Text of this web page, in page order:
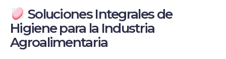
limpieza
Soluciones Integrales de
Higiene para la Industria
Agroalimentaria